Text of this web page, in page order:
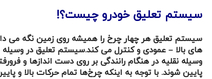
سیستم تعلیق خودرو چیست؟!
سیستم تعلیق هر چهار چرخ را همیشه روی زمین نگه می
های بالا – عمودی و کنترل می کند.سیستم تعلیق در وسیله
وسیله نقلیه در هنگام رانندگی بر روی دست اندازها و
پایین شوند. با توجه به اینکه چرخ‌ها تمام حرکات بالا